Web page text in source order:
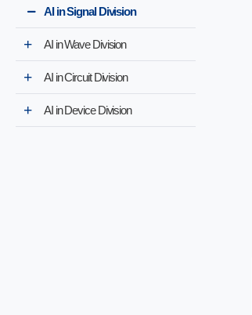
AI in Signal Division
AI in Wave Division
AI in Circuit Division
AI in Device Division